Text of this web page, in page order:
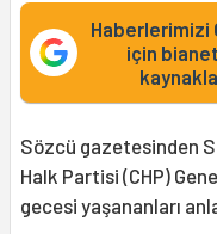
Haberlerimizi
için
Sözcü gazetesinden
Halk Partisi (CHP)
gecesi yaşananları